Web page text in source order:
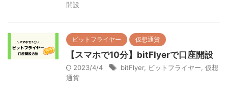
開設
ビットフライヤー 仮想通貨
【スマホで10分】bitFlyerで口座開設
2023/4/4 bitFlyer, ビットフライヤー 仮想
通貨